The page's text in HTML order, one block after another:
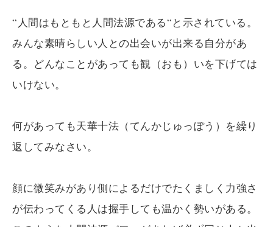
“人間はもともと人間法源である“と示されている。
みんな素晴らしい人との出会いが出来る自分があ
る。どんなことがあっても観（おも）いを下げては
いけない。
何があっても天華十法（てんかじゅっぽう）を繰り
返してみなさい。
顔に微笑みがあり側によるだけでたくましく力強さ
が伝わってくる人は握手しても温かく勢いがある。